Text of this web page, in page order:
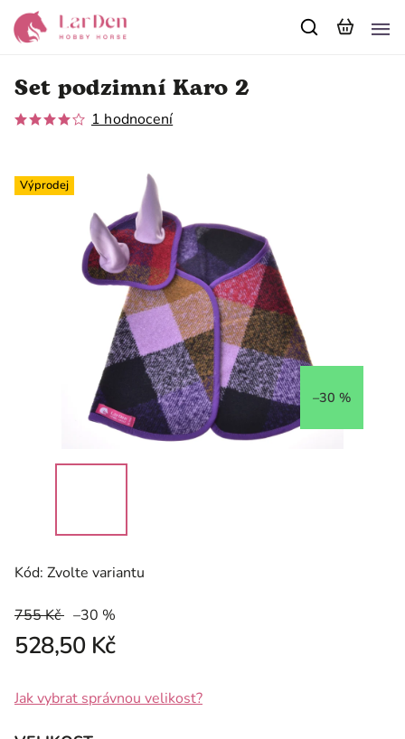
Set podzimní Karo 2
1 hodnocení
Výprodej
–30 %
Kód: Zvolte variantu
755 Kč –30 %
528,50 Kč
Jak vybrat správnou velikost?